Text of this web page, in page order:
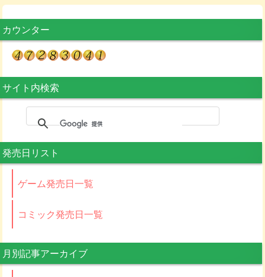
カウンター
サイト内検索
発売日リスト
ゲーム発売日一覧
コミック発売日一覧
月別記事アーカイブ